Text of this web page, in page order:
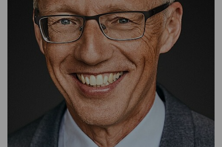
INVESTMENTBEIRAT
SARA FUND MANAGEMENT